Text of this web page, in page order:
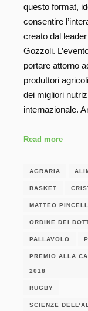
questo format,
consentire
creato dal
Gozzoli.
portare attorno
produttori
dei migliori
internazionale.
Read more
AGRARIA
BASKET
MATTEO
ORDINE DEI
PALLAVOLO
PREMIO ALLA
2018
RUGBY
SCIENZE